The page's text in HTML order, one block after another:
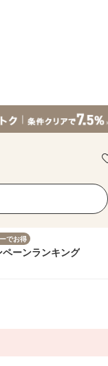
でお得
ペーンランキング